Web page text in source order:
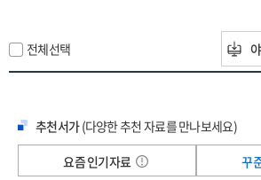
전체선택
추천서가(다양한 추천 자료를 만나보세요)
요즘 인기자료
꾸